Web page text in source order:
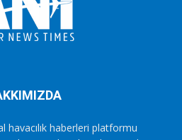
havacılık haberleri platformu